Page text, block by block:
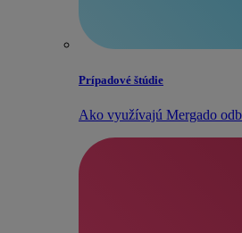
Prípadové štúdie
Ako využívajú Mergado